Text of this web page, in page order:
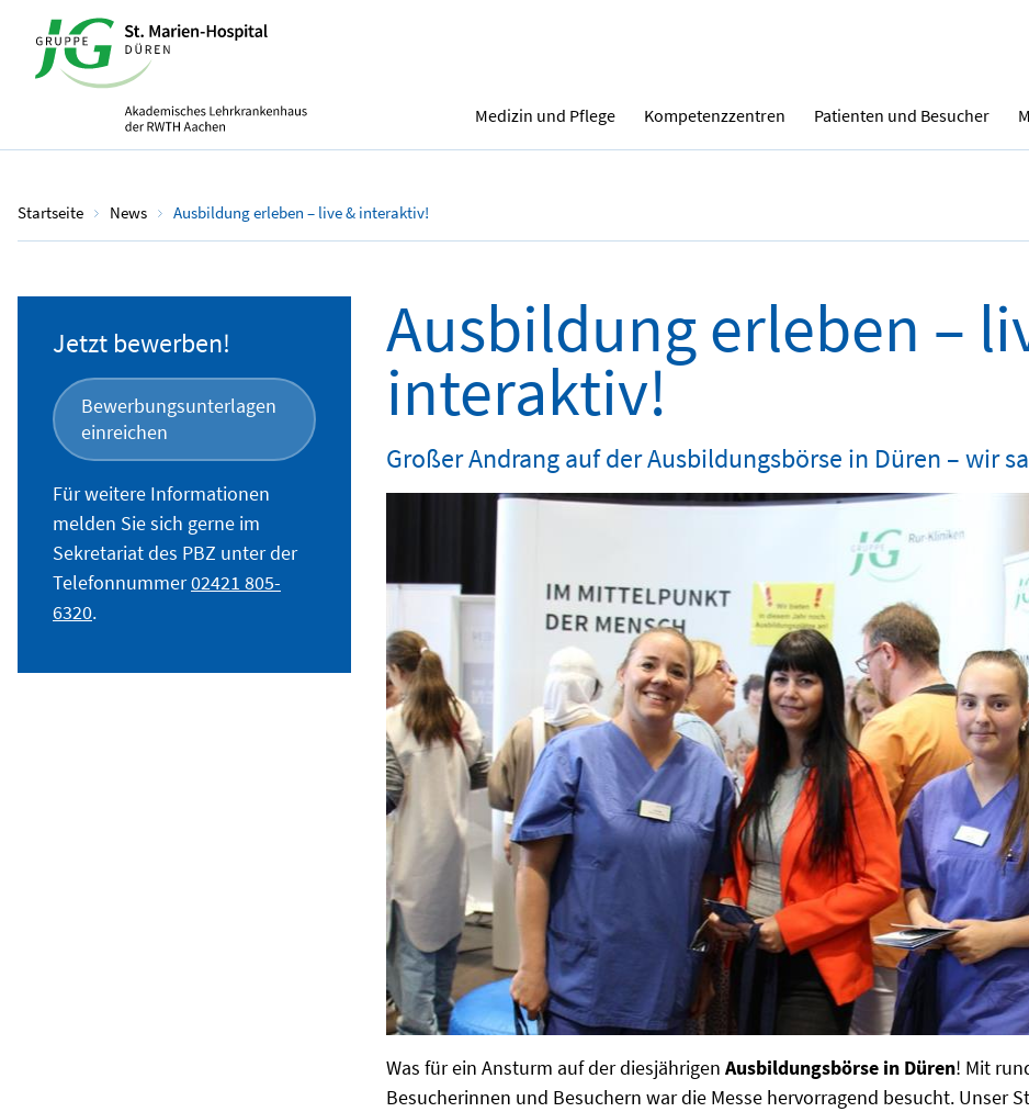
Medizin und Pflege Kompetenzzentren Patienten und Besucher
Startseite News Ausbildung erleben – live & interaktiv!
Jetzt bewerben!
Bewerbungsunterlagen
einreichen
Für weitere Informationen
melden Sie sich gerne im
Sekretariat des PBZ unter der
Telefonnummer02421 805-
6320.
Ausbildung erleben –
interaktiv!
Großer Andrang auf der Ausbildungsbörse in Düren – wir
Was für ein Ansturm auf der diesjährigen Ausbildungsbörse in Düren! Mit
Besucherinnen und Besuchern war die Messe hervorragend besucht. Unser